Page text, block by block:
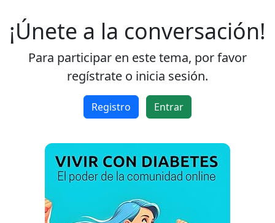
¡Únete a la conversación!
Para participar en este tema, por favor
regístrate o inicia sesión.
Registro Entrar
registro